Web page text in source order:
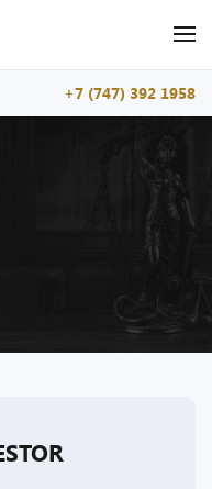
+7 (747) 392 1958